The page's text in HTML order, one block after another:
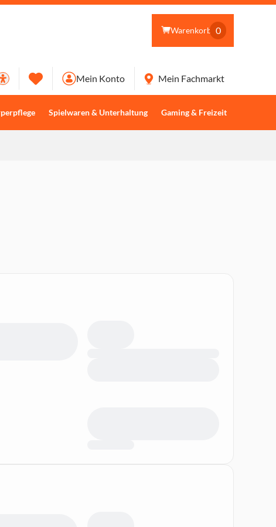
Warenkorb 0
Spielwaren & Unterhaltung Gaming & Freizeit
Mein Konto Mein Fachmarkt